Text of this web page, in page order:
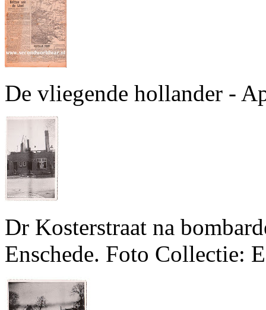
De vliegende hollander -
Dr Kosterstraat na
Enschede. Foto Collectie: